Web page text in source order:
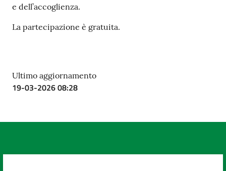
e dell’accoglienza.
La partecipazione è gratuita.
Ultimo aggiornamento
19-03-2026 08:28